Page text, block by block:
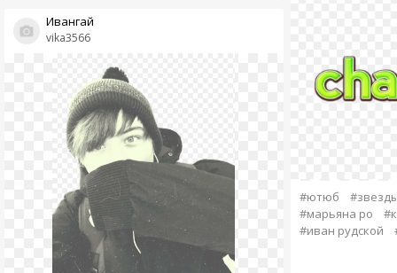
vika3566
Ивангай
#ютюб
#марьяна ро
#иван рудской